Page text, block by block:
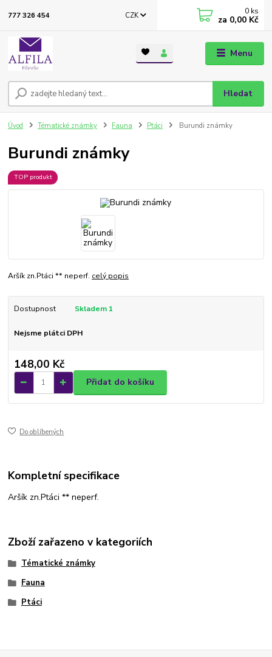
Menu
CZK
Hledat
777 326 454 0 ks
za 0,00 Kč
Úvod Tématické známky Fauna Ptáci Burundi známky
Burundi známky
TOP produkt
Aršík zn.Ptáci ** neperf. celý popis
Dostupnost Skladem 1
Nejsme plátci DPH
148,00 Kč
Přidat do košíku
Do oblíbených
Kompletní specifikace
Aršík zn.Ptáci ** neperf.
Zboží zařazeno v kategoriích
Tématické známky
Fauna
Ptáci